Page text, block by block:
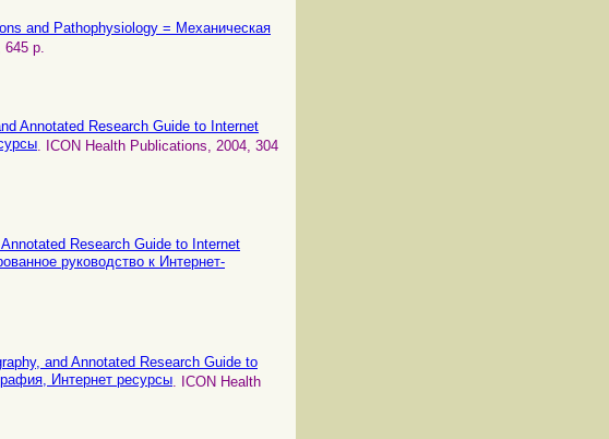
and Pathophysiology = Механическая
645 p.
Annotated Research Guide to Internet
. ICON Health Publications, 2004, 304
Research Guide to Internet
руководство к Интернет-
and Annotated Research Guide to
Интернет ресурсы. ICON Health